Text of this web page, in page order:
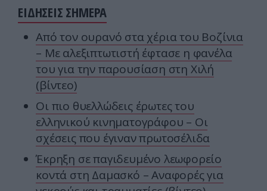
ΕΙΔΗΣΕΙΣ ΣΗΜΕΡΑ
Από τον ουρανό στα χέρια του Βοζίνια
– Με αλεξιπτωτιστή έφτασε η φανέλα
του για την παρουσίαση στη Χιλή
(βίντεο)
Οι πιο θυελλώδεις έρωτες του
ελληνικού κινηματογράφου – Οι
σχέσεις που έγιναν πρωτοσέλιδα
Έκρηξη σε παγιδευμένο λεωφορείο
κοντά στη Δαμασκό – Αναφορές για